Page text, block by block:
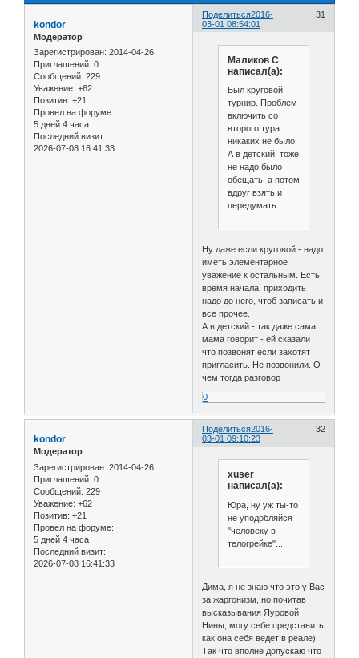
Поделиться 31
2016-
03-01 08:54:01
kondor
Модератор
Зарегистрирован: 2014-04-26
Приглашений: 0
Сообщений: 229
Уважение: +62
Позитив: +21
Провел на форуме:
5 дней 4 часа
Последний визит:
2026-07-08 16:41:33
Маликов С
написал(а):
Был круговой
турнир. Проблем
включить со
второго тура
никаких не было.
А в детский, тоже
не надо было
обещать, а потом
вдруг взять и
передумать.
Ну даже если круговой - надо
иметь элементарное
уважение к остальным. Есть
время начала, приходить
надо до него, чтоб записать и
все прочее.
А в детский - так даже сама
мама говорит - ей сказали
что позвонят если захотят
пригласить. Не позвонили. О
чем тогда разговор
0
Поделиться 32
2016-
03-01 09:10:23
kondor
Модератор
Зарегистрирован: 2014-04-26
Приглашений: 0
Сообщений: 229
Уважение: +62
Позитив: +21
Провел на форуме:
5 дней 4 часа
Последний визит:
2026-07-08 16:41:33
xuser
написал(а):
Юра, ну уж ты-то
не уподобляйся
"человеку в
телогрейке"....
Дима, я не знаю что это у Вас
за жаргонизм, но почитав
высказывания Яуровой
Нины, могу себе представить
как она себя ведет в реале)
Так что вполне допускаю что